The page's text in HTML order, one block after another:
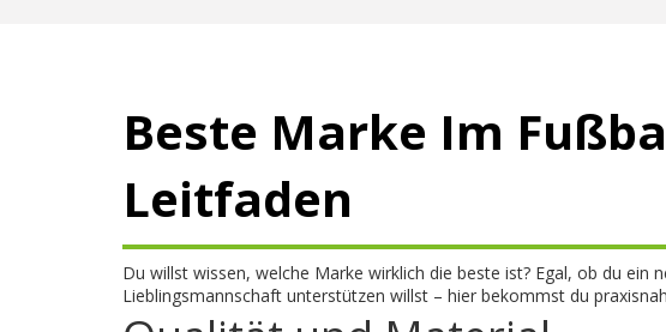
Beste Marke Im
Leitfaden
Du willst wissen, welche Marke wirklich die beste ist? Egal, ob du ein
Lieblingsmannschaft unterstützen willst – hier bekommst du